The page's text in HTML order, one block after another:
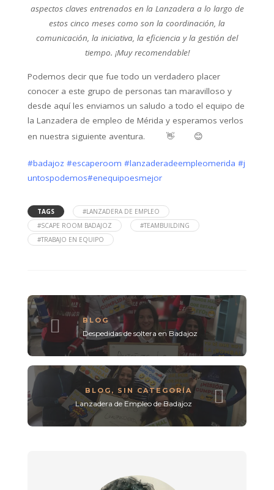
aspectos claves entrenados en la Lanzadera a lo largo de
estos cinco meses como son la coordinación, la
comunicación, la iniciativa, la eficiencia y la gestión del
tiempo. ¡Muy recomendable!
Podemos decir que fue todo un verdadero placer
conocer a este grupo de personas tan maravilloso y
desde aquí les enviamos un saludo a todo el equipo de
la Lanzadera de empleo de Mérida y esperamos verlos
en nuestra siguiente aventura.
👋 😊
#badajoz #escaperoom #lanzaderadeempleomerida #j
untospodemos#enequipoesmejor
TAGS
#LANZADERA DE EMPLEO
#SCAPE ROOM BADAJOZ
#TEAMBUILDING
#TRABAJO EN EQUIPO
BLOG
Despedidas de soltera en Badajoz
BLOG , SIN CATEGORÍA
Lanzadera de Empleo de Badajoz